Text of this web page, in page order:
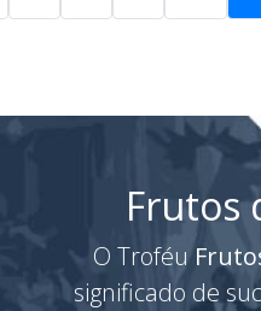
Frutos
O Troféu
significado de